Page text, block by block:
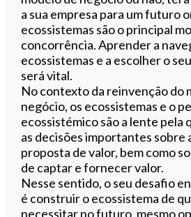
a sua empresa para um futuro
ecossistemas são o principal
concorrência. Aprender a
ecossistemas e a escolher o
será vital.
No contexto da reinvenção do
negócio, os ecossistemas e o
ecossistémico são a lente pela
as decisões importantes sobre
proposta de valor, bem como
de captar e fornecer valor.
Nesse sentido, o seu desafio
é construir o ecossistema de
necessitar no futuro, mesmo